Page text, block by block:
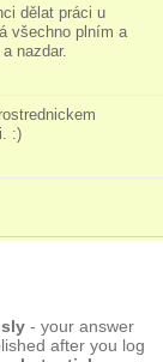
dělat práci u
všechno plním a
nazdar.
:)
- your answer
after you log